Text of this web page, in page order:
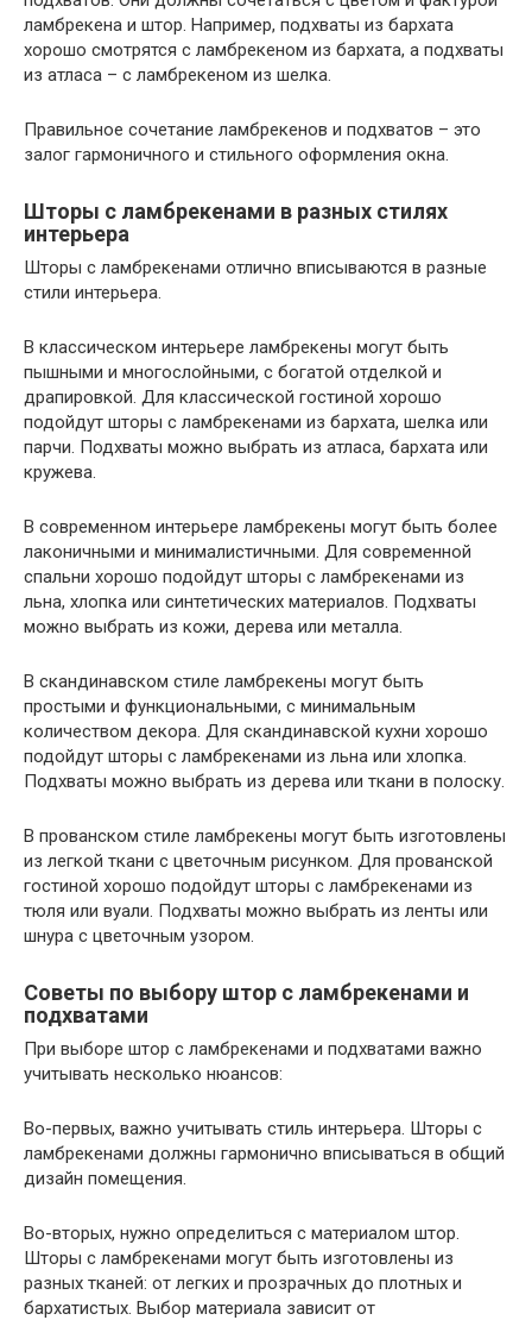
ламбрекена и штор. Например, подхваты из бархата
хорошо смотрятся с ламбрекеном из бархата, а подхваты
из атласа – с ламбрекеном из шелка.
Правильное сочетание ламбрекенов и подхватов – это
залог гармоничного и стильного оформления окна.
Шторы с ламбрекенами в разных стилях
интерьера
Шторы с ламбрекенами отлично вписываются в разные
стили интерьера.
В классическом интерьере ламбрекены могут быть
пышными и многослойными, с богатой отделкой и
драпировкой. Для классической гостиной хорошо
подойдут шторы с ламбрекенами из бархата, шелка или
парчи. Подхваты можно выбрать из атласа, бархата или
кружева.
В современном интерьере ламбрекены могут быть более
лаконичными и минималистичными. Для современной
спальни хорошо подойдут шторы с ламбрекенами из
льна, хлопка или синтетических материалов. Подхваты
можно выбрать из кожи, дерева или металла.
В скандинавском стиле ламбрекены могут быть
простыми и функциональными, с минимальным
количеством декора. Для скандинавской кухни хорошо
подойдут шторы с ламбрекенами из льна или хлопка.
Подхваты можно выбрать из дерева или ткани в полоску.
В прованском стиле ламбрекены могут быть изготовлены
из легкой ткани с цветочным рисунком. Для прованской
гостиной хорошо подойдут шторы с ламбрекенами из
тюля или вуали. Подхваты можно выбрать из ленты или
шнура с цветочным узором.
Советы по выбору штор с ламбрекенами и
подхватами
При выборе штор с ламбрекенами и подхватами важно
учитывать несколько нюансов:
Во-первых, важно учитывать стиль интерьера. Шторы с
ламбрекенами должны гармонично вписываться в общий
дизайн помещения.
Во-вторых, нужно определиться с материалом штор.
Шторы с ламбрекенами могут быть изготовлены из
разных тканей: от легких и прозрачных до плотных и
бархатистых. Выбор материала зависит от